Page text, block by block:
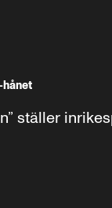
hånet
ställer